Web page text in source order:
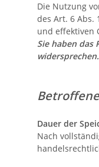
Die Nutzung
des Art. 6
und effektiven
Sie haben das
widersprechen.
Dauer der
Nach